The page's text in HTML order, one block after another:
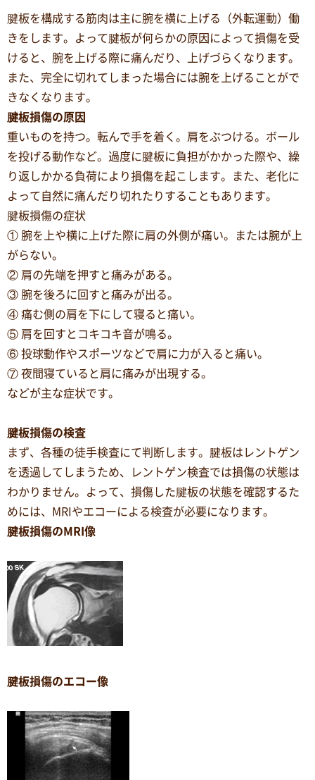
腱板を構成する筋肉は主に腕を横に上げる（外転運動）働
きをします。よって腱板が何らかの原因によって損傷を受
けると、腕を上げる際に痛んだり、上げづらくなります。
また、完全に切れてしまった場合には腕を上げることがで
きなくなります。
腱板損傷の原因
重いものを持つ。転んで手を着く。肩をぶつける。ボール
を投げる動作など。過度に腱板に負担がかかった際や、繰
り返しかかる負荷により損傷を起こします。また、老化に
よって自然に痛んだり切れたりすることもあります。
腱板損傷の症状
① 腕を上や横に上げた際に肩の外側が痛い。または腕が上
がらない。
② 肩の先端を押すと痛みがある。
③ 腕を後ろに回すと痛みが出る。
④ 痛む側の肩を下にして寝ると痛い。
⑤ 肩を回すとコキコキ音が鳴る。
⑥ 投球動作やスポーツなどで肩に力が入ると痛い。
⑦ 夜間寝ていると肩に痛みが出現する。
などが主な症状です。
腱板損傷の検査
まず、各種の徒手検査にて判断します。腱板はレントゲン
を透過してしまうため、レントゲン検査では損傷の状態は
わかりません。よって、損傷した腱板の状態を確認するた
めには、MRIやエコーによる検査が必要になります。
腱板損傷のMRI像
腱板損傷のエコー像